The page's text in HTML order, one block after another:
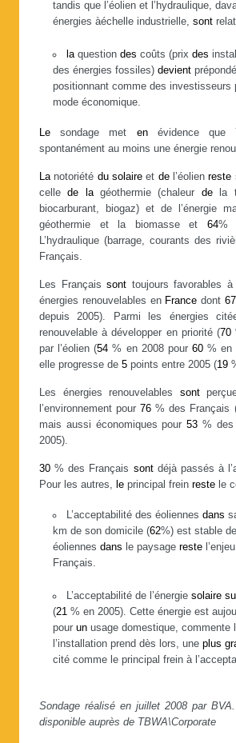
tandis que l’éolien et l’hydraulique,
énergies àéchelle industrielle, sont
laquestion des coûts (prix des
des énergies fossiles) devient
positionnant comme des investisseurs
mode économique.
Le sondage met enévidence que
spontanément au moins une énergie
Lanotoriété du solaire et del’éolienreste
cellede lagéothermie (chaleur dela
biocarburant, biogaz) et de l’énergie
géothermie et la biomasse et 64%
L’hydraulique (barrage, courants des
Français.
Les Français sont toujours favorables à
énergies renouvelables en France dont67
depuis 2005). Parmi les énergies
renouvelable à développer en priorité (70
par l’éolien (54 % en 2008 pour60 % en
elle progresse de 5 points entre 2005 (19
Les énergies renouvelables sont
l’environnement pour 76 % des Français
mais aussi économiques pour 53 % des
2005).
30 % des Français sontdéjà passés à
Pour les autres, le principal frein reste le
L’acceptabilité des éoliennes dans
km de son domicile (62%) est stable
éoliennes dans le paysage reste
Français.
L’acceptabilité de l’énergie solaire
(21 % en 2005). Cette énergie est
pour un usage domestique, commente
l’installation prend dès lors, une plus
cité comme le principal frein à
Sondage réalisé en juillet 2008 par
disponible auprès de TBWA\Corporate